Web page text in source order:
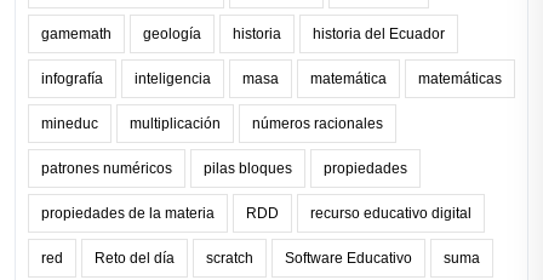
gamemath geología historia historia del Ecuador
infografía inteligencia masa matemática matemáticas
mineduc multiplicación números racionales
patrones numéricos pilas bloques propiedades
propiedades de la materia RDD recurso educativo digital
red Reto del día scratch Software Educativo suma